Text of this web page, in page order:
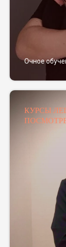
Очное
КУРСЫ